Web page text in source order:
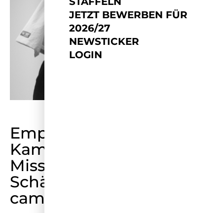
JETZT BEWERBEN FÜR
2026/27
NEWSTICKER
LOGIN
Empowering-
Kampagne: Warum bei
Miss Germany die
Schärpe brennt –
campaign